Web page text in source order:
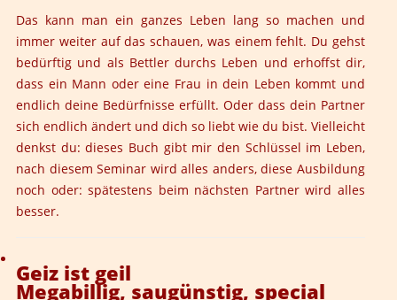
Das kann man ein ganzes Leben lang so machen und
immer weiter auf das schauen, was einem fehlt. Du gehst
bedürftig und als Bettler durchs Leben und erhoffst dir,
dass ein Mann oder eine Frau in dein Leben kommt und
endlich deine Bedürfnisse erfüllt. Oder dass dein Partner
sich endlich ändert und dich so liebt wie du bist. Vielleicht
denkst du: dieses Buch gibt mir den Schlüssel im Leben,
nach diesem Seminar wird alles anders, diese Ausbildung
noch oder: spätestens beim nächsten Partner wird alles
besser.
Geiz ist geil
Megabillig, saugünstig, special